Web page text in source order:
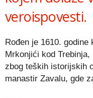
veroispovesti.
Rođen je 1610.
Mrkonjići kod
zbog teških istorijskih
manastir Zavalu, gde